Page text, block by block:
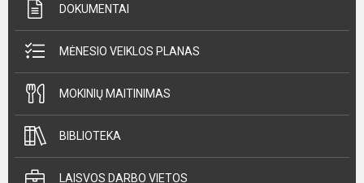
DOKUMENTAI
MĖNESIO VEIKLOS PLANAS
MOKINIŲ MAITINIMAS
BIBLIOTEKA
LAISVOS DARBO VIETOS